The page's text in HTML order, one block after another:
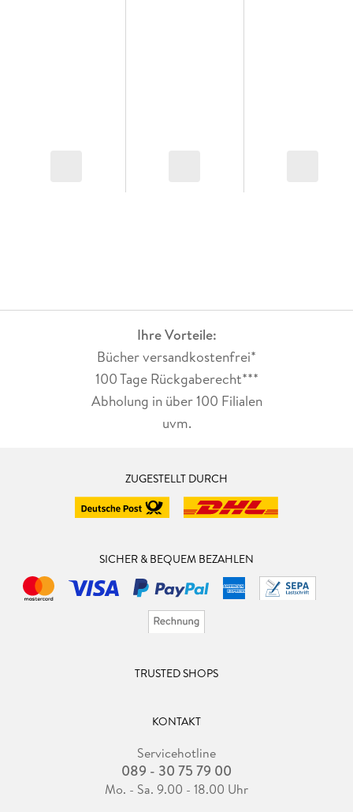
Ihre Vorteile:
Bücher versandkostenfrei*
100 Tage Rückgaberecht***
Abholung in über 100 Filialen
uvm.
ZUGESTELLT DURCH
SICHER & BEQUEM BEZAHLEN
TRUSTED SHOPS
KONTAKT
Servicehotline
089 - 30 75 79 00
Mo. - Sa. 9.00 - 18.00 Uhr